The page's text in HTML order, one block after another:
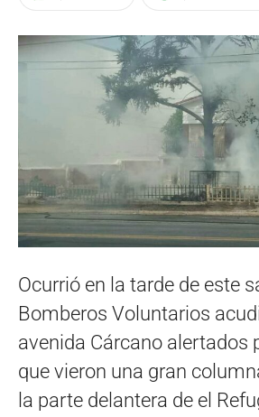
Ocurrió en la tarde de este
Bomberos Voluntarios
avenida Cárcano alertados
que vieron una gran
la parte delantera de el